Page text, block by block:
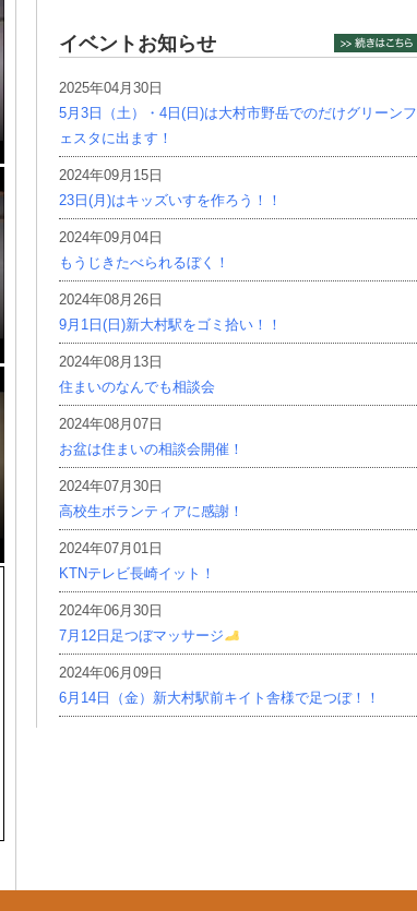
イベントお知らせ
2025年04月30日
5月3日（土）・4日(日)は大村市野岳でのだけグリーンフ
ェスタに出ます！
2024年09月15日
23日(月)はキッズいすを作ろう！！
2024年09月04日
もうじきたべられるぼく！
2024年08月26日
9月1日(日)新大村駅をゴミ拾い！！
2024年08月13日
住まいのなんでも相談会
2024年08月07日
お盆は住まいの相談会開催！
2024年07月30日
高校生ボランティアに感謝！
2024年07月01日
KTNテレビ長崎イット！
2024年06月30日
7月12日足つぼマッサージ
2024年06月09日
6月14日（金）新大村駅前キイト舎様で足つぼ！！